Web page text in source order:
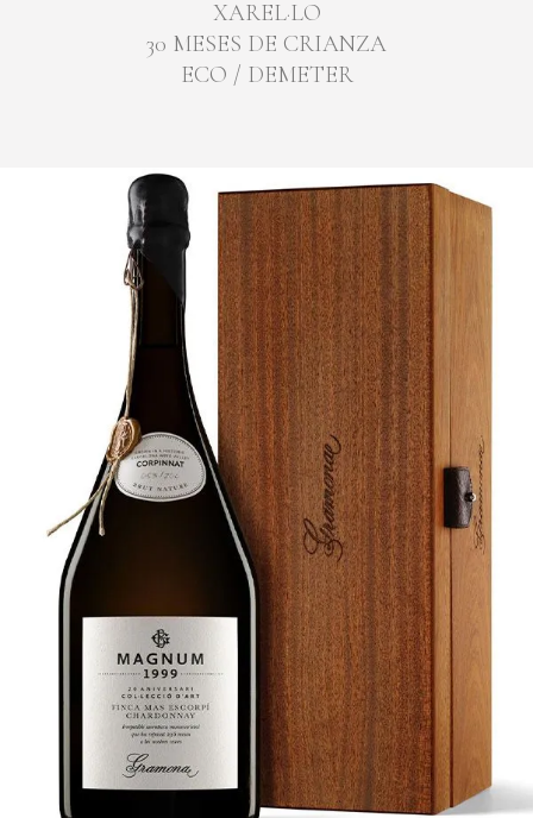
XAREL·LO
30 MESES DE CRIANZA
ECO / DEMETER